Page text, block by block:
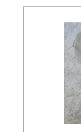
Analytische
Öle und
1%;
Farbstoffe
Produkte
haltbar